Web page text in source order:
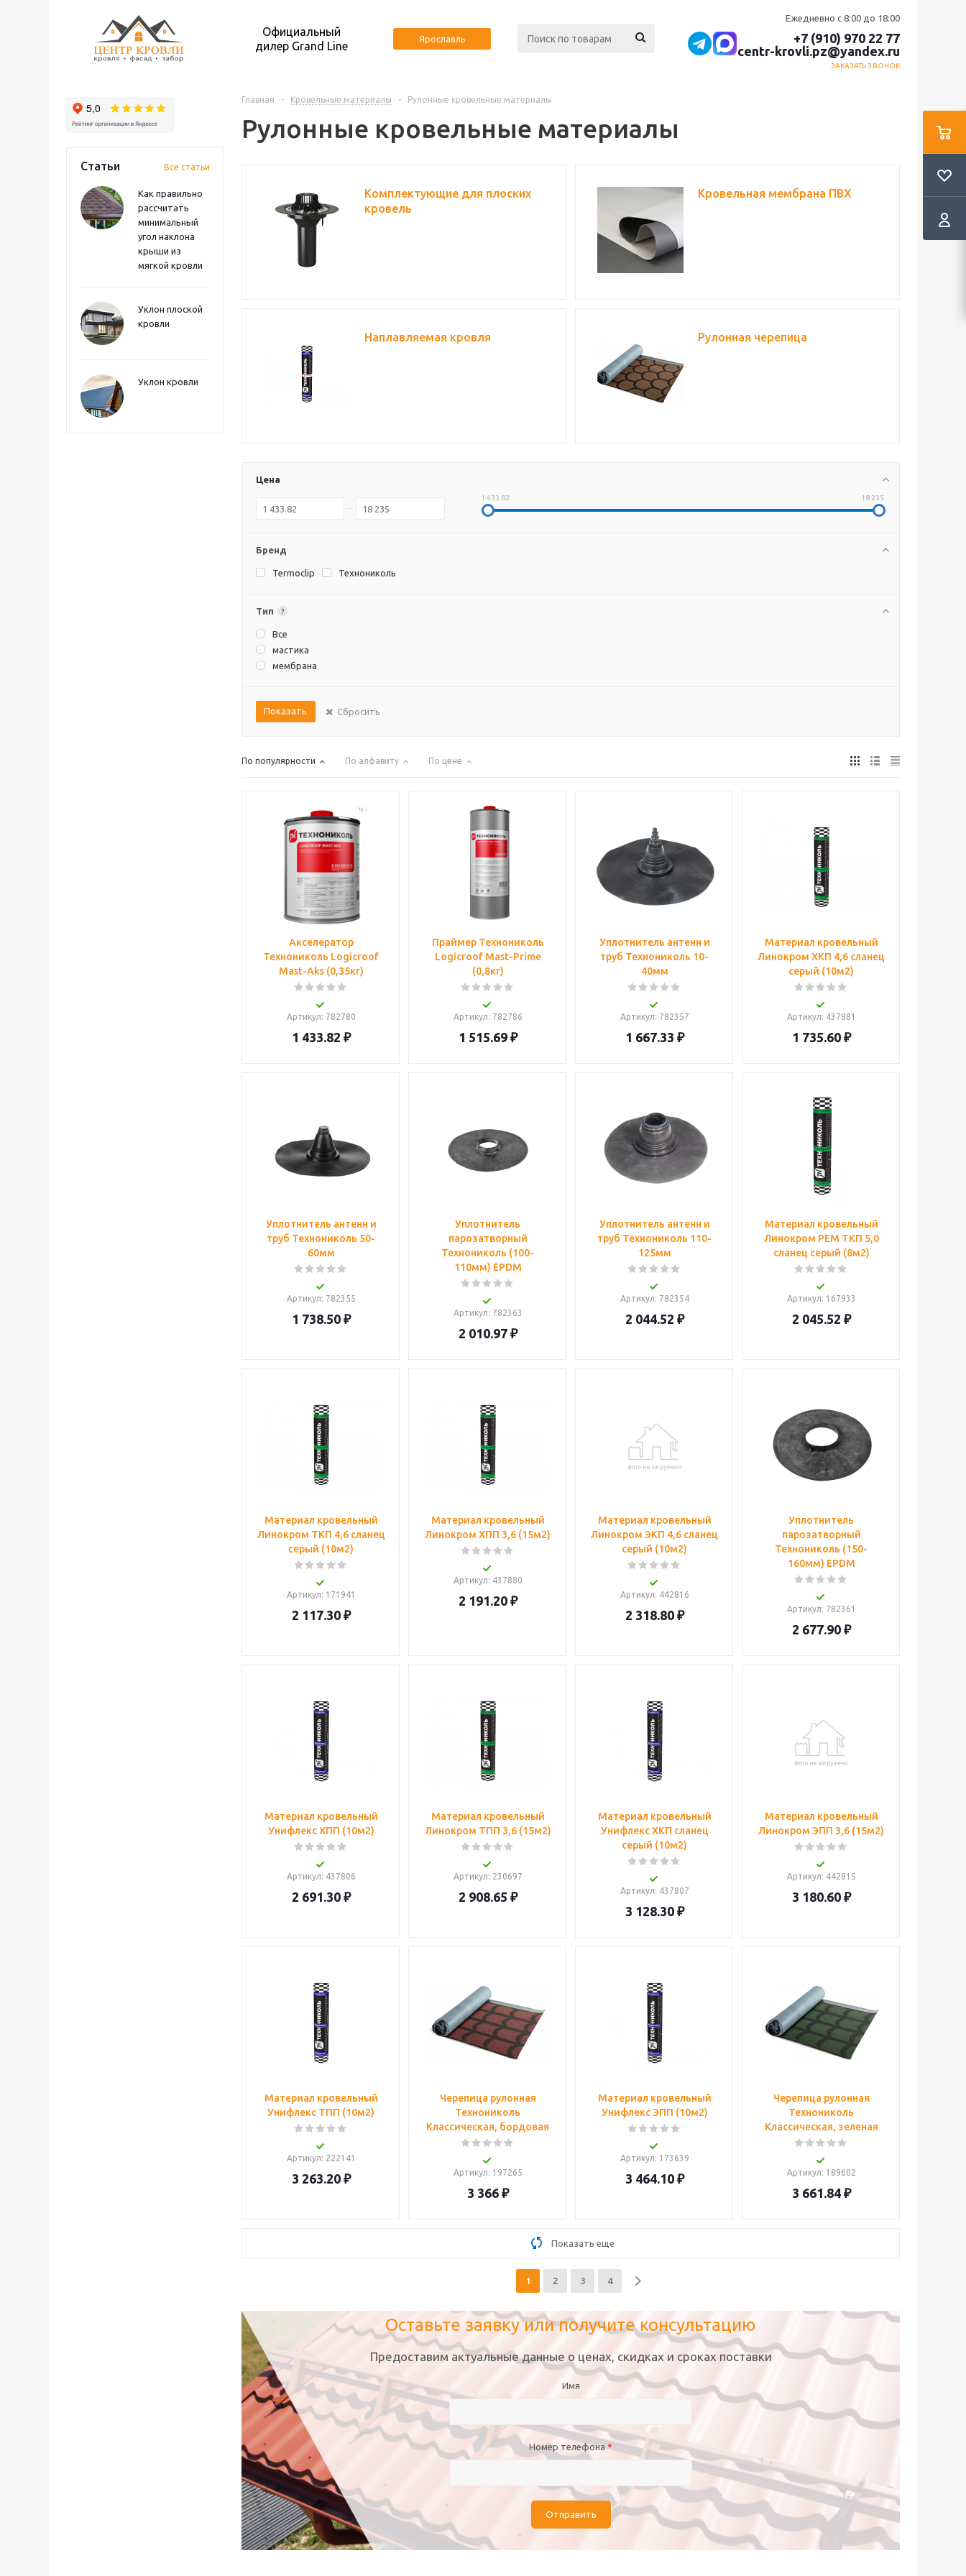
Официальный
дилер Grand Line
Ярославль
Ежедневно с 8:00 до 18:00
+7 (910) 970 22 77
centr-krovli.pz@yandex.ru
ЗАКАЗАТЬ ЗВОНОК
Статьи Все статьи
Как правильно
рассчитать
минимальный
угол наклона
крыши из
мягкой кровли
Уклон плоской
кровли
Уклон кровли
Главная - Кровельные материалы - Рулонные кровельные материалы
Рулонные кровельные материалы
Комплектующие для плоских
кровель
Кровельная мембрана ПВХ
Наплавляемая кровля Рулонная черепица
Цена
1 433.82 18 235
Бренд
Termoclip Технониколь
Тип ?
Все
мастика
мембрана
Показать Сбросить
По популярности По алфавиту По цене
Акселератор
Технониколь Logicroof
Mast-Aks (0,35кг)
Артикул: 782780
1 433.82 ₽
Праймер Технониколь
Logicroof Mast-Prime
(0,8кг)
Артикул: 782786
1 515.69₽
Уплотнитель антенн и
труб Технониколь 10-
40мм
Артикул: 782357
1 667.33 ₽
Материал кровельный
Линокром ХКП 4,6 сланец
серый (10м2)
Артикул: 437881
1 735.60₽
Уплотнитель антенн и
труб Технониколь 50-
60мм
Артикул: 782355
1 738.50₽
Уплотнитель
парозатворный
Технониколь (100-
110мм) EPDM
Артикул: 782363
2 010.97₽
Уплотнитель антенн и
труб Технониколь 110-
125мм
Артикул: 782354
2 044.52 ₽
Материал кровельный
Линокром РЕМ ТКП 5,0
сланец серый (8м2)
Артикул: 167933
2 045.52 ₽
Материал кровельный
Линокром ТКП 4,6 сланец
серый (10м2)
Артикул: 171941
2 117.30₽
Материал кровельный
Линокром ХПП 3,6 (15м2)
Артикул: 437880
2 191.20₽
Материал кровельный
Линокром ЭКП 4,6 сланец
серый (10м2)
Артикул: 442816
2 318.80₽
Уплотнитель
парозатворный
Технониколь (150-
160мм) EPDM
Артикул: 782361
2 677.90₽
Материал кровельный
Унифлекс ХПП (10м2)
Артикул: 437806
2 691.30₽
Материал кровельный
Линокром ТПП 3,6 (15м2)
Артикул: 230697
2 908.65 ₽
Материал кровельный
Унифлекс ХКП сланец
серый (10м2)
Артикул: 437807
3 128.30₽
Материал кровельный
Линокром ЭПП 3,6 (15м2)
Артикул: 442815
3 180.60₽
Материал кровельный
Унифлекс ТПП (10м2)
Артикул: 222141
3 263.20₽
Черепица рулонная
Технониколь
Классическая, бордовая
Артикул: 197265
3 366₽
Материал кровельный
Унифлекс ЭПП (10м2)
Артикул: 173639
3 464.10₽
Черепица рулонная
Технониколь
Классическая, зеленая
Артикул: 189602
3 661.84₽
Показать еще
1 2 3 4
Оставьте заявку или получите консультацию
Предоставим актуальные данные о ценах, скидках и сроках поставки
Имя
Номер телефона*
Отправить